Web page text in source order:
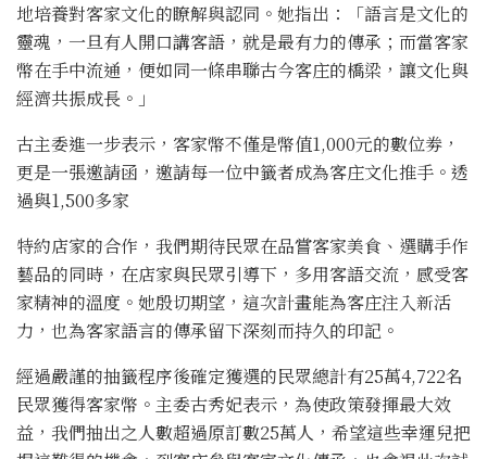
地培養對客家文化的瞭解與認同。她指出：「語言是文化的
靈魂，一旦有人開口講客語，就是最有力的傳承；而當客家
幣在手中流通，便如同一條串聯古今客庄的橋梁，讓文化與
經濟共振成長。」
古主委進一步表示，客家幣不僅是幣值1,000元的數位劵，
更是一張邀請函，邀請每一位中籤者成為客庄文化推手。透
過與1,500多家
特約店家的合作，我們期待民眾在品嘗客家美食、選購手作
藝品的同時，在店家與民眾引導下，多用客語交流，感受客
家精神的溫度。她殷切期望，這次計畫能為客庄注入新活
力，也為客家語言的傳承留下深刻而持久的印記。
經過嚴謹的抽籤程序後確定獲選的民眾總計有25萬4,722名
民眾獲得客家幣。主委古秀妃表示，為使政策發揮最大效
益，我們抽出之人數超過原訂數25萬人，希望這些幸運兒把